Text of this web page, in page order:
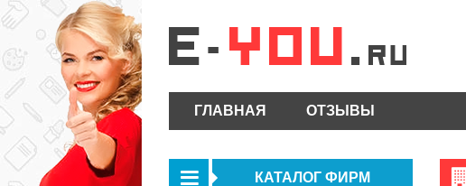
ГЛАВНАЯ ОТЗЫВЫ
КАТАЛОГ ФИРМ